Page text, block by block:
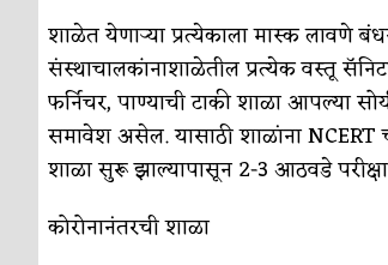
शाळेत येणाऱ्या प्रत्येकाला मास्क लावणे
संस्थाचालकांनाशाळेतील प्रत्येक वस्तू
फर्निचर, पाण्याची टाकी शाळा आपल्या
समावेश असेल. यासाठी शाळांना NCERT
शाळा सुरू झाल्यापासून 2-3 आठवडे
कोरोनानंतरची शाळा